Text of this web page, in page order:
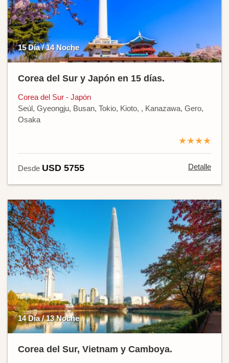
15 Día / 14 Noche
Corea del Sur y Japón en 15 días.
Corea del Sur - Japón
Seúl, Gyeongju, Busan, Tokio, Kioto, , Kanazawa, Gero,
Osaka
★★★★
Desde USD 5755 Detalle
14 Día / 13 Noche
Corea del Sur, Vietnam y Camboya.